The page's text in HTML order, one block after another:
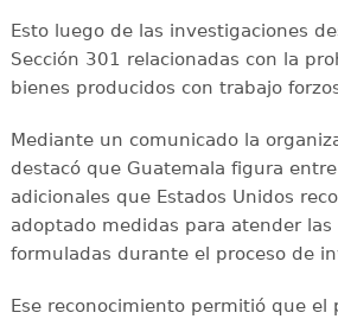
Esto luego de las investigaciones
Sección 301 relacionadas con la
bienes producidos con trabajo
Mediante un comunicado la
destacó que Guatemala figura
adicionales que Estados Unidos
adoptado medidas para atender las
formuladas durante el proceso de
Ese reconocimiento permitió que el